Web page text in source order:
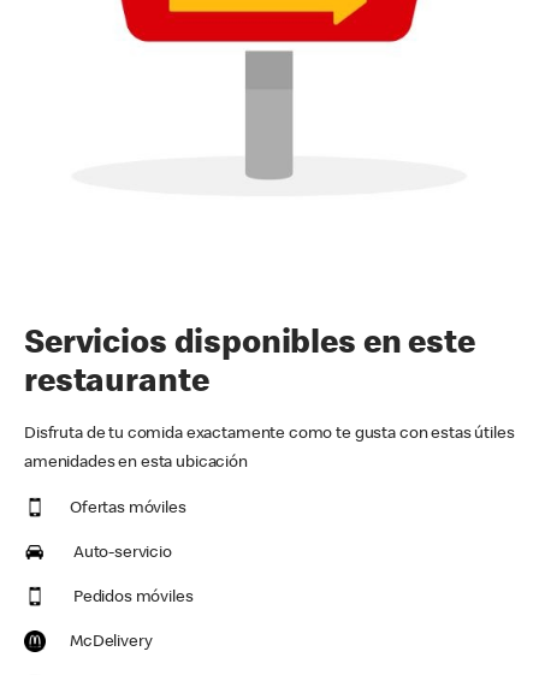
Servicios disponibles en este
restaurante
Disfruta de tu comida exactamente como te gusta con estas útiles
amenidades en esta ubicación
Ofertas móviles
Auto-servicio
Pedidos móviles
McDelivery